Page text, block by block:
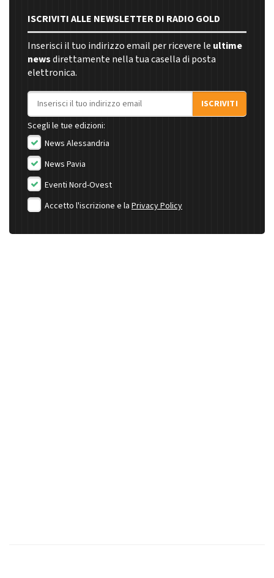
ISCRIVITI ALLE NEWSLETTER DI RADIO GOLD
Inserisci il tuo indirizzo email per ricevere le ultime
newsdirettamente nella tua casella di posta
elettronica.
Indirizzo email
ISCRIVITI
Scegli le tue edizioni:
News Alessandria
News Pavia
Eventi Nord-Ovest
Accetto l'iscrizione e la Privacy Policy